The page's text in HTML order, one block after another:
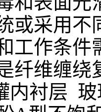
或采用
工作条件
纤维缠绕
内衬层